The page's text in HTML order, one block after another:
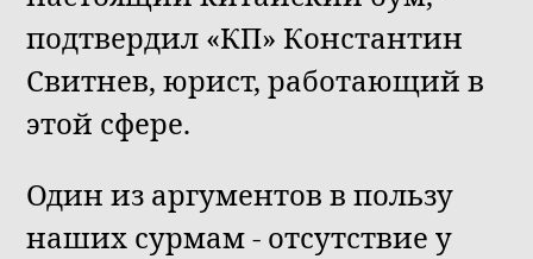
подтвердил «КП» Константин
Свитнев, юрист, работающий в
этой сфере.
Один из аргументов в пользу
наших сурмам - отсутствие у